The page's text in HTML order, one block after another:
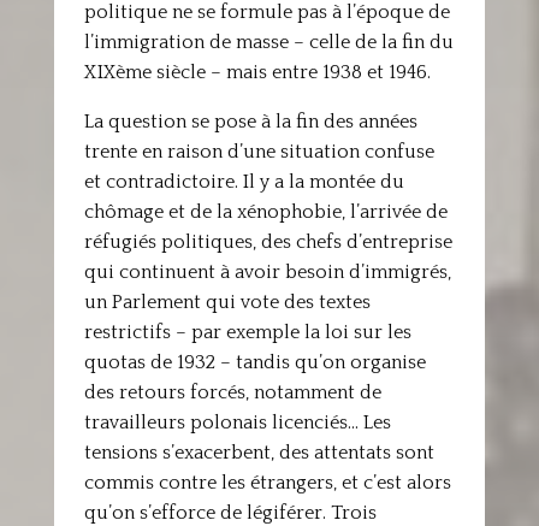
politique ne se formule pas à l’époque de
l’immigration de masse – celle de la fin du
XIXème siècle – mais entre 1938 et 1946.
La question se pose à la fin des années
trente en raison d’une situation confuse
et contradictoire. Il y a la montée du
chômage et de la xénophobie, l’arrivée de
réfugiés politiques, des chefs d’entreprise
qui continuent à avoir besoin d’immigrés,
un Parlement qui vote des textes
restrictifs – par exemple la loi sur les
quotas de 1932 – tandis qu’on organise
des retours forcés, notamment de
travailleurs polonais licenciés… Les
tensions s’exacerbent, des attentats sont
commis contre les étrangers, et c’est alors
qu’on s’efforce de légiférer. Trois